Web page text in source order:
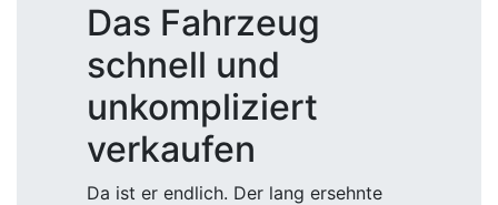
Das Fahrzeug
schnell und
unkompliziert
verkaufen
Da ist er endlich. Der lang ersehnte